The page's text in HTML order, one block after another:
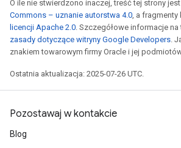
O ile nie stwierdzono inaczej, treść tej strony
Commons – uznanie autorstwa 4.0, a fragmenty
licencji Apache 2.0. Szczegółowe informacje
zasady dotyczące witryny Google Developers.
znakiem towarowym firmy Oracle i jej
Ostatnia aktualizacja: 2025-07-26 UTC.
Pozostawaj w kontakcie
Blog